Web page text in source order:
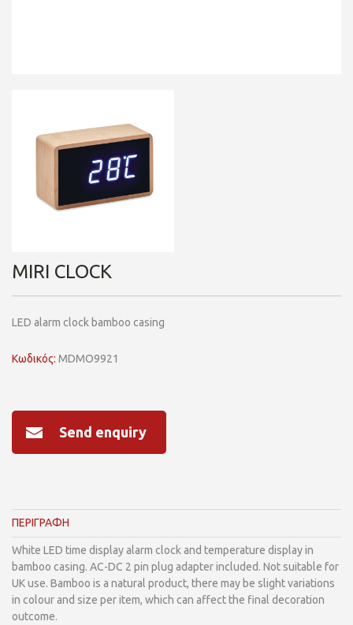
MIRI CLOCK
LED alarm clock bamboo casing
Κωδικός: MDMO9921
Send enquiry
ΠΕΡΙΓΡΑΦΗ
White LED time display alarm clock and temperature display in
bamboo casing. AC-DC 2 pin plug adapter included. Not suitable for
UK use. Bamboo is a natural product, there may be slight variations
in colour and size per item, which can affect the final decoration
outcome.